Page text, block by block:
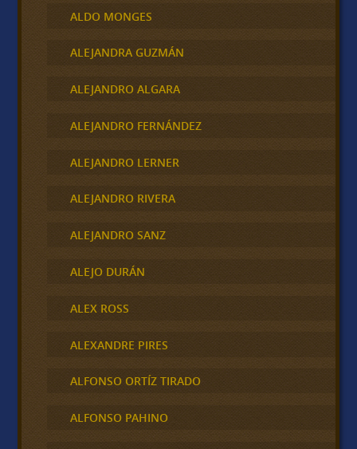
ALDO MONGES
ALEJANDRA GUZMÁN
ALEJANDRO ALGARA
ALEJANDRO FERNÁNDEZ
ALEJANDRO LERNER
ALEJANDRO RIVERA
ALEJANDRO SANZ
ALEJO DURÁN
ALEX ROSS
ALEXANDRE PIRES
ALFONSO ORTÍZ TIRADO
ALFONSO PAHINO